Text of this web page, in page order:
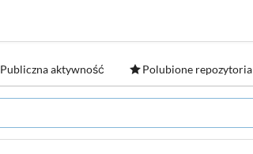
Publiczna aktywność Polubione repozytoria